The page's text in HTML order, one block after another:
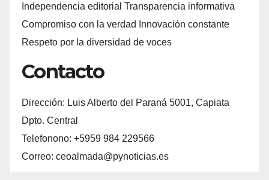
Independencia editorial Transparencia informativa
Compromiso con la verdad Innovación constante
Respeto por la diversidad de voces
Contacto
Dirección: Luis Alberto del Paraná 5001, Capiata
Dpto. Central
Telefonono: +5959 984 229566
Correo: ceoalmada@pynoticias.es